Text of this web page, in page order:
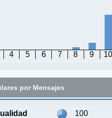
4 5 6 7 8 9 10
por Mensajes
100